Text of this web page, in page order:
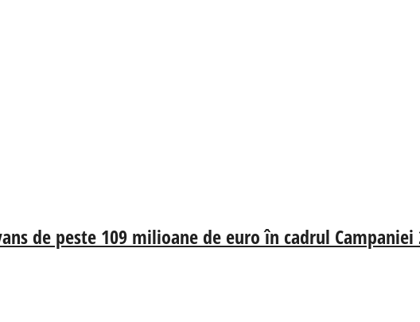
de peste 109 milioane de euro în cadrul Campaniei